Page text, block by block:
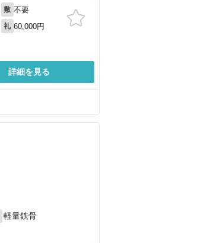
敷 不要
礼 60,000円
詳細を見る
軽量鉄骨